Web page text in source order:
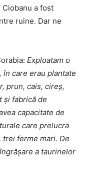
a fost
ruine. Dar ne
Exploatam o
care erau plantate
prun, cais, cireş,
şi fabrică de
capacitate de
care prelucra
ferme mari. De
a taurinelor